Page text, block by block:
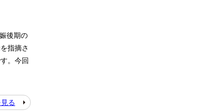
後期の
指摘さ
。今回
る